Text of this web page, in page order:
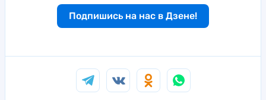
Подпишись на нас в Дзене!